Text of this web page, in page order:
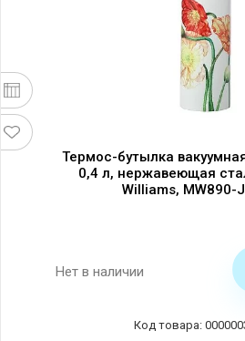
Термос-бутылка
0,4 л, нержавеющая
Williams, MW890-
Нет в наличии